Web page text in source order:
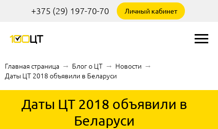
+375 (29) 197-70-70 Личный кабинет
Главная страница → Блог о ЦТ → Новости →
Даты ЦТ 2018 объявили в Беларуси
Даты ЦТ 2018 объявили в
Беларуси